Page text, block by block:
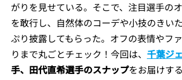
がりを見せている。そこで、注目選手の
を敢行し、自然体のコーデや小技のきい
ぷり披露してもらった。オフの表情やフ
りまで丸ごとチェック！今回は、 千葉ジ
手、田代直希選手のスナップをお届けする